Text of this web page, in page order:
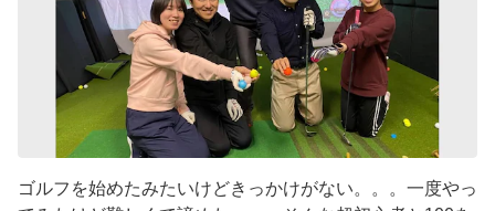
ゴルフを始めたみたいけどきっかけがない。。。一度やっ